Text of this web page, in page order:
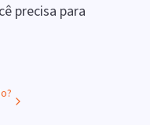
precisa para